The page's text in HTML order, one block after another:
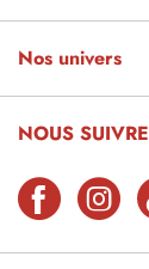
Nos univers
NOUS SUIVRE